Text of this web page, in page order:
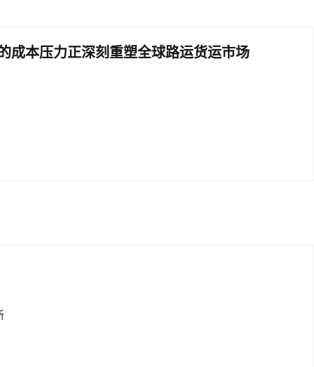
成本压力正深刻重塑全球路运货运市场